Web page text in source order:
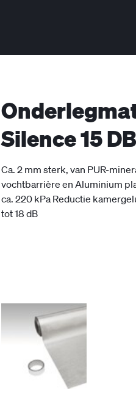
Silence 15 DB
Ca. 2 mm sterk, van PUR-
vochtbarrière en Aluminium
ca. 220 kPa Reductie
tot 18 dB